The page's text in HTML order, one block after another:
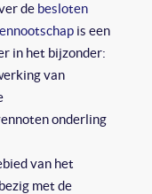
de besloten
is een
in het bijzonder:
van
onderling
van het
met de